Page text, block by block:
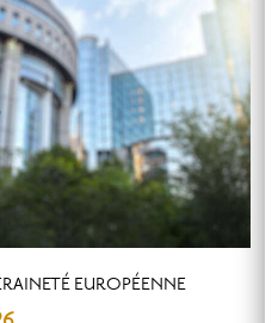
EUROPÉENNE